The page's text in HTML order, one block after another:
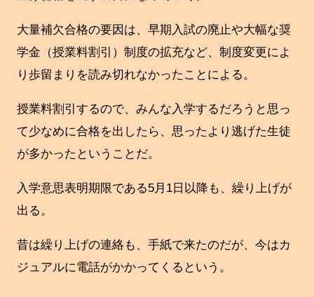
大量補欠合格の要因は、早期入試の廃止や大幅な奨
学金（授業料割引）制度の拡充など、制度変更によ
り歩留まりを読み切れなかったことによる。
授業料割引するので、みんな入学するだろうと思っ
て少なめに合格を出したら、思ったより逃げた生徒
が多かったということだ。
入学意思表明期限である5月1日以降も、繰り上げが
出る。
昔は繰り上げの連絡も、手紙で来たのだが、今はカ
ジュアルに電話がかかってくるという。